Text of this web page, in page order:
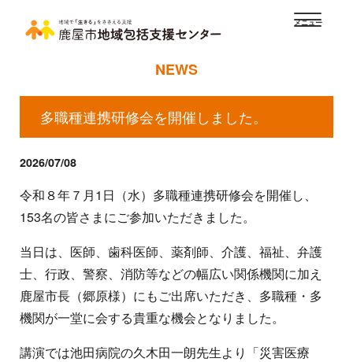
メニュー
NEWS
多職種連携研修会を開催しました。
2026/07/08
令和８年７月1日（水）多職種連携研修会を開催し、
153名の皆さまにご参加いただきました。
当日は、医師、歯科医師、薬剤師、介護、福祉、弁護
士、行政、警察、消防等などの幅広い関係機関に加え
鹿屋市長（郷原様）にもご出席いただき、多職種・多
機関が一堂に会する貴重な機会となりました。
講演では池田病院の久木田一朗先生より「災害医療